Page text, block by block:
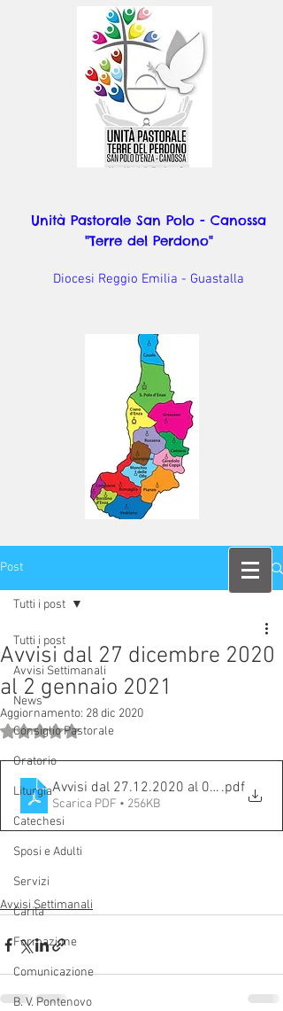
Unità Pastorale San Polo - Canossa
"Terre del Perdono"
Diocesi Reggio Emilia - Guastalla
Post
Tutti i post
Avvisi Settimanali
News
Consiglio Pastorale
Oratorio
Liturgia
Catechesi
Sposi e Adulti
Servizi
Carità
Formazione
Comunicazione
B. V. Pontenovo
Tutti i post
Avvisi dal 27 dicembre 2020
al 2 gennaio 2021
Aggiornamento: 28 dic 2020
Valutazione NaN stelle su 5.
Avvisi dal 27.12.2020 al 02.01.2021
.pdf
Scarica PDF • 256KB
Avvisi Settimanali